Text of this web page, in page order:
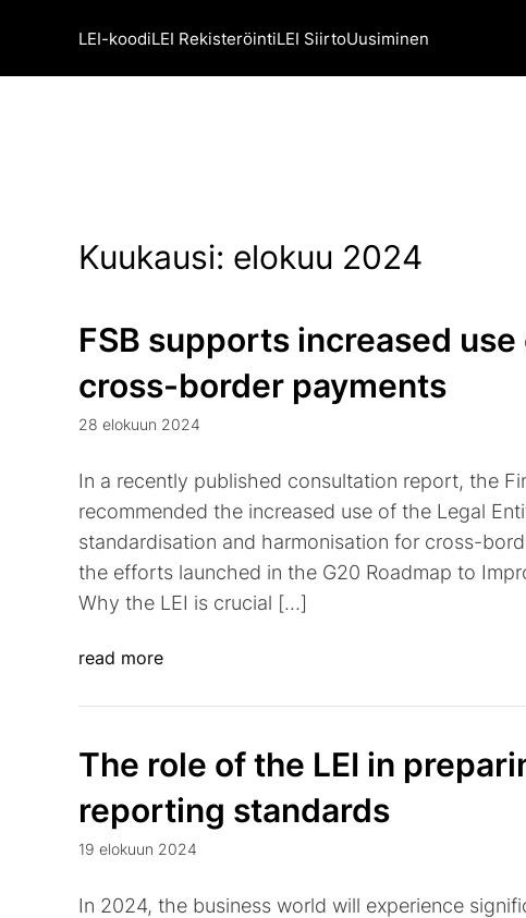
LEI-koodiLEI RekisteröintiLEI SiirtoUusiminen
Kuukausi: elokuu 2024
FSB supports increased
cross-border payments
28 elokuun 2024
In a recently published consultation report, the
recommended the increased use of the Legal
standardisation and harmonisation for cross-
the efforts launched in the G20 Roadmap to
Why the LEI is crucial […]
read more
The role of the LEI in
reporting standards
19 elokuun 2024
In 2024, the business world will experience